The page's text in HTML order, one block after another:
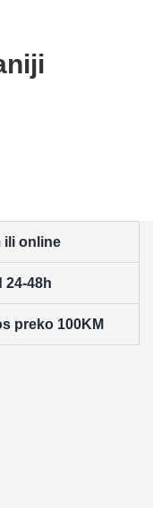
ili online
24-48h
preko 100KM